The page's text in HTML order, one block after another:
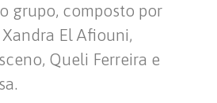
grupo, composto por
El Afiouni,
Queli Ferreira e